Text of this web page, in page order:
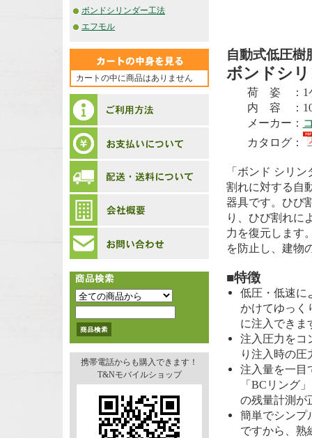
ボンドシリンダー工法
エフモル
カートの中に商品はありません
携帯電話からも購入できます！
T&Nモバイルショップ
自動式低圧樹
ボンドシ
荷 姿 ：1
内 容 ：
メーカー：
カタログ：
「ボンド シリ
割れに対する自
器具です。ひび
り、ひび割れに
力を復元します
を防止し、建物
■特徴
低圧・低速に
かけてゆっく
に注入できま
注入圧力をコ
り注入時の圧
注入量を一目
「BCリング
の残量計測が
簡単でシンプ
ですから、熟